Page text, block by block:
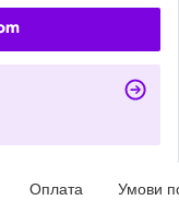
Оплата Умови